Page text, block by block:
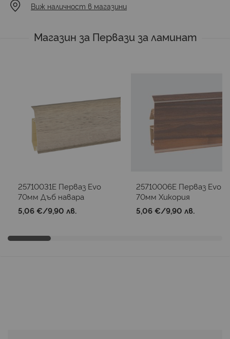
Виж наличност в магазини
Магазин за Первази за ламинат
25710031E Перваз Evo
70мм Дъб навара
5,06 €/9,90 лв.
25710006E Перваз Evo
70мм Хикория
5,06 €/9,90 лв.